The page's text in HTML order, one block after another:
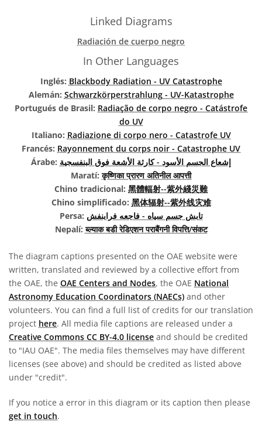
Linked Diagrams
Radiación de cuerpo negro
In Other Languages
Inglés: Blackbody Radiation - UV Catastrophe
Alemán: Schwarzkörperstrahlung - UV-Katastrophe
Portugués de Brasil: Radiação de corpo negro - Catástrofe
do UV
Italiano: Radiazione di corpo nero - Catastrofe UV
Francés: Rayonnement du corps noir - Catastrophe UV
Árabe: إشعاع الجسم الأسود - كارثة الأشعة فوق البنفسجية
Maratí:कृष्णिका प्रारण अतिनील आपत्ती
Chino tradicional: 黑體輻射--紫外綫災難
Chino simplificado: 黑体辐射--紫外线灾难
Persa: تابش جسم سیاه - فاجعه فرابنفش
Nepalí:ब्ल्याक बडी रेडिएशन पराबैंगनी विपत्ति/संकट
The diagram captions presented on the OAE website were
written, translated and reviewed by a collective effort from
the OAE, the OAE Centers and Nodes, the OAE National
Astronomy Education Coordinators (NAECs) and other
volunteers. You can find a full list of credits for our translation
project here. All media file captions are released under a
Creative Commons CC BY-4.0 license and should be credited
to "IAU OAE". The media files themselves may have different
licenses (see above) and should be credited as listed above
under "credit".
If you notice a error in this diagram or its caption then please
get in touch.